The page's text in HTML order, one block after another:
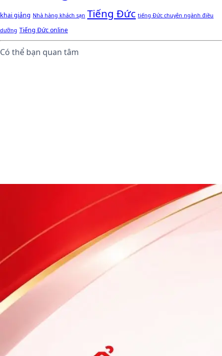
khai giảng Nhà hàng khách sạn Tiếng Đức tiếng Đức chuyên ngành điều
dưỡng Tiếng Đức online
Có thể bạn quan tâm